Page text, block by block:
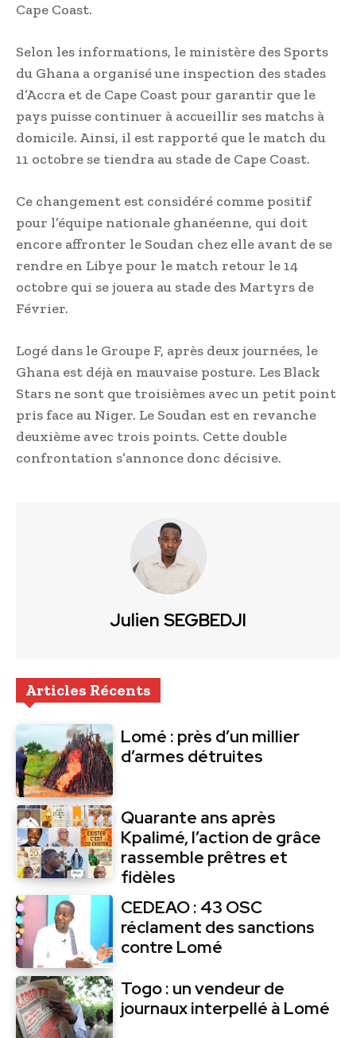
Cape Coast.
Selon les informations, le ministère des Sports
du Ghana a organisé une inspection des stades
d’Accra et de Cape Coast pour garantir que le
pays puisse continuer à accueillir ses matchs à
domicile. Ainsi, il est rapporté que le match du
11 octobre se tiendra au stade de Cape Coast.
Ce changement est considéré comme positif
pour l’équipe nationale ghanéenne, qui doit
encore affronter le Soudan chez elle avant de se
rendre en Libye pour le match retour le 14
octobre qui se jouera au stade des Martyrs de
Février.
Logé dans le Groupe F, après deux journées, le
Ghana est déjà en mauvaise posture. Les Black
Stars ne sont que troisièmes avec un petit point
pris face au Niger. Le Soudan est en revanche
deuxième avec trois points. Cette double
confrontation s’annonce donc décisive.
Julien SEGBEDJI
Articles Récents
Lomé : près d’un millier
d’armes détruites
Quarante ans après
Kpalimé, l’action de grâce
rassemble prêtres et
fidèles
CEDEAO : 43 OSC
réclament des sanctions
contre Lomé
Togo : un vendeur de
journaux interpellé à Lomé